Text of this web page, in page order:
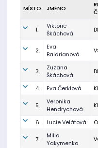
MÍSTO JMÉNO
1.
Viktorie
Škáchová
2.
Eva
Baldrianová
3.
Zuzana
Škáchová
4. Eva Čerklová
5.
Veronika
Hendrychová
6. Lucie Velátová
7.
Milla
Yakymenko